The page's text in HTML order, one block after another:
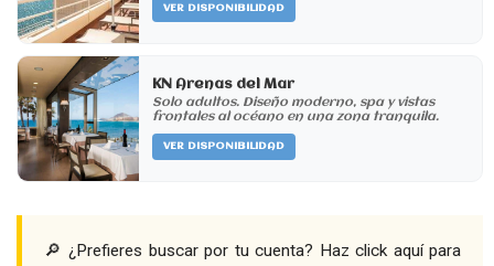
VER DISPONIBILIDAD
KN Arenas del Mar
Solo adultos. Diseño moderno, spa y vistas
frontales al océano en una zona tranquila.
VER DISPONIBILIDAD
🔎 ¿Prefieres buscar por tu cuenta? Haz click aquí para